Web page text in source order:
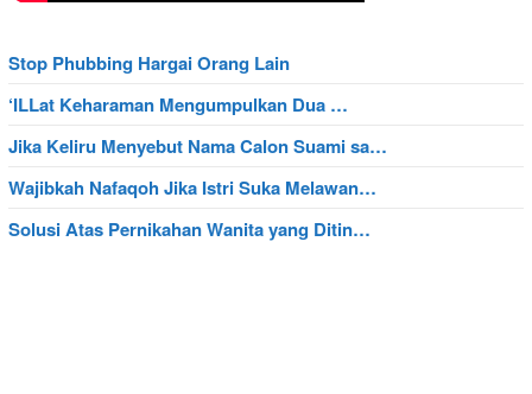
Stop Phubbing Hargai Orang Lain
‘ILLat Keharaman Mengumpulkan Dua …
Jika Keliru Menyebut Nama Calon Suami sa…
Wajibkah Nafaqoh Jika Istri Suka Melawan…
Solusi Atas Pernikahan Wanita yang Ditin…